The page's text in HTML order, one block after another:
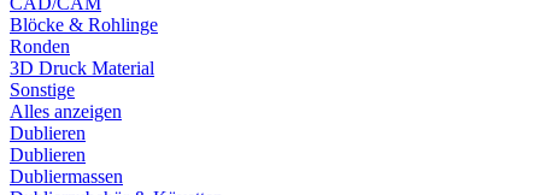
Blöcke & Rohlinge
Ronden
3D Druck Material
Sonstige
Alles anzeigen
Dublieren
Dublieren
Dubliermassen